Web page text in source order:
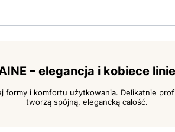
– elegancja i kobiece linie
formy i komfortu użytkowania. Delikatnie
tworzą spójną, elegancką całość.